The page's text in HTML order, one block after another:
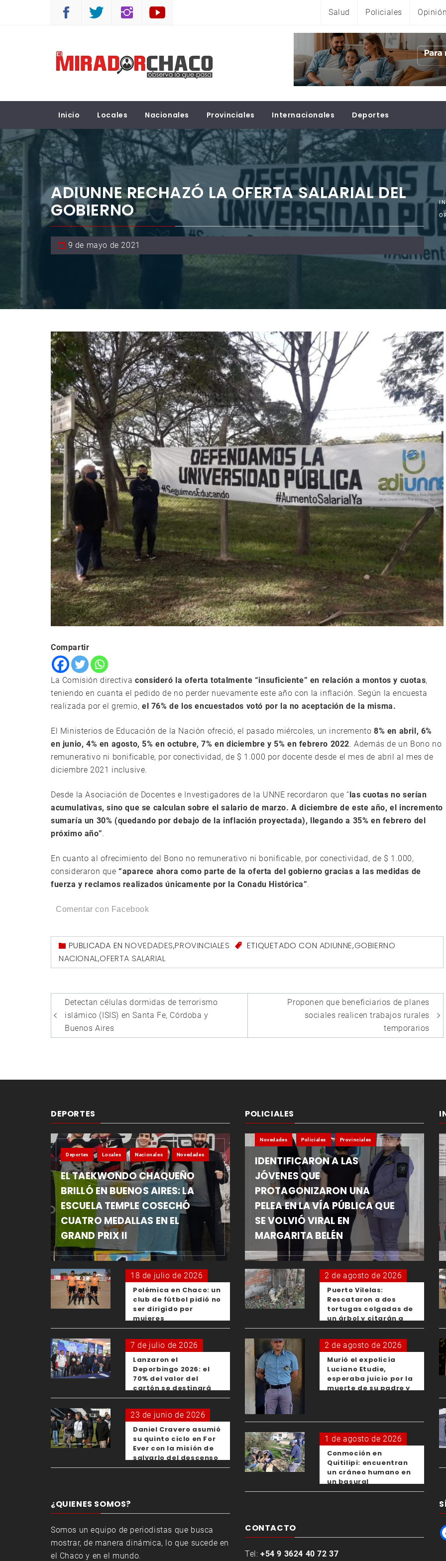
Salud Policiales Opinión
EL MIRADOR CHACO
Inicio Locales Nacionales Provinciales Internacionales Deportes
ADIUNNE RECHAZÓ LA OFERTA SALARIAL DEL
GOBIERNO
9 de mayo de 2021
Compartir
La Comisión directivaconsideró la oferta totalmente “insuficiente” en relación a montos y cuotas,
teniendo en cuanta el pedido de no perder nuevamente este año con la inflación. Según la encuesta
realizada por el gremio,el 76% de los encuestados votó por la no aceptación de la misma.
El Ministerios de Educación de la Nación ofreció, el pasado miércoles, un incremento 8% en abril, 6%
en junio, 4% en agosto, 5% en octubre, 7% en diciembre y 5% en febrero 2022. Además de un Bono no
remunerativo ni bonificable, por conectividad, de $ 1.000 por docente desde el mes de abril al mes de
diciembre 2021 inclusive.
Desde la Asociación de Docentes e Investigadores de la UNNE recordaron que “las cuotas no serían
acumulativas, sino que se calculan sobre el salario de marzo. A diciembre de este año, el incremento
sumaría un 30% (quedando por debajo de la inflación proyectada), llegando a 35% en febrero del
próximo año”.
En cuanto al ofrecimiento del Bono no remunerativo ni bonificable, por conectividad, de $ 1.000,
consideraron que “aparece ahora como parte de la oferta del gobierno gracias a las medidas de
fuerza y reclamos realizados únicamente por la Conadu Histórica”.
Comentar con Facebook
PUBLICADA ENNOVEDADES,PROVINCIALES ETIQUETADO CON ADIUNNE,GOBIERNO
NACIONAL,OFERTA SALARIAL
Navegación
de
entradas
Detectan células dormidas de terrorismo
islámico (ISIS) en Santa Fe, Córdoba y
Buenos Aires
Proponen que beneficiarios de planes
sociales realicen trabajos rurales
temporarios
DEPORTES
Deportes Locales Nacionales Novedades
EL TAEKWONDO CHAQUEÑO
BRILLÓ EN BUENOS AIRES: LA
ESCUELA TEMPLE COSECHÓ
CUATRO MEDALLAS EN EL
GRAND PRIX II
18 de julio de 2026
Polémica en Chaco: un
club de fútbol pidió no
ser dirigido por
mujeres
7 de julio de 2026
Lanzaron el
Deporbingo 2026: el
70% del valor del
cartón se destinará
para los clubes
23 de junio de 2026
Daniel Cravero asumió
su quinto ciclo en For
Ever con la misión de
salvarlo del descenso
¿QUIENES SOMOS?
Somos un equipo de periodistas que busca
mostrar, de manera dinámica, lo que sucede en
el Chaco y en el mundo.
POLICIALES
Novedades Policiales Provinciales
IDENTIFICARON A LAS
JÓVENES QUE
PROTAGONIZARON UNA
PELEA EN LA VÍA PÚBLICA QUE
SE VOLVIÓ VIRAL EN
MARGARITA BELÉN
2 de agosto de 2026
Puerto Vilelas:
Rescataron a dos
tortugas colgadas de
un árbol y citarán a
los padres de los
menores responsables
2 de agosto de 2026
Murió el expolicía
Luciano Etudie,
esperaba juicio por la
muerte de su padre y
1 de agosto de 2026
Conmoción en
Quitilipi: encuentran
un cráneo humano en
un basural
CONTACTO
Tel: +54 9 3624 40 72 37